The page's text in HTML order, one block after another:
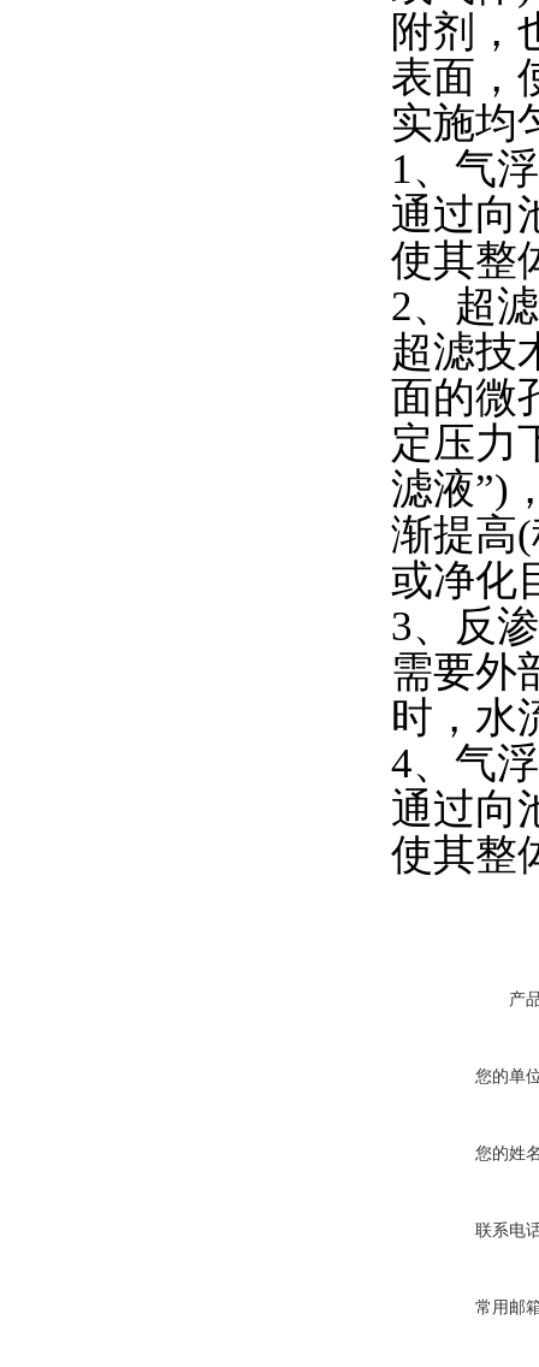
附剂，
表面，
实施均
1、气
通过向
使其整
2、超
超滤技
面的微
定压力
滤液”)
渐提高
或净化
3、反
需要外
时，水
4、气
通过向
使其整
产
您的单
您的姓
联系电
常用邮